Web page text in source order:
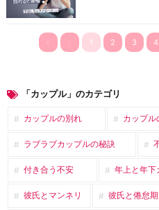
1 2 3 4
「カップル」のカテゴリ
カップルの別れ カップル
ラブラブカップルの秘訣
付き合う不安 年上と年下
彼氏とマンネリ 彼氏と倦怠期